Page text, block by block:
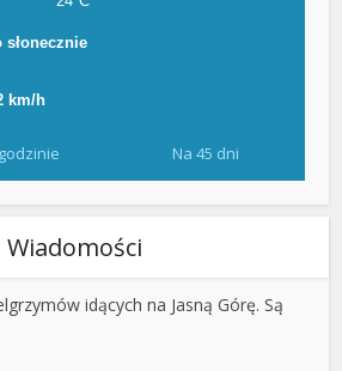
Na 45 dni
Wiadomości
idących na Jasną Górę. Są